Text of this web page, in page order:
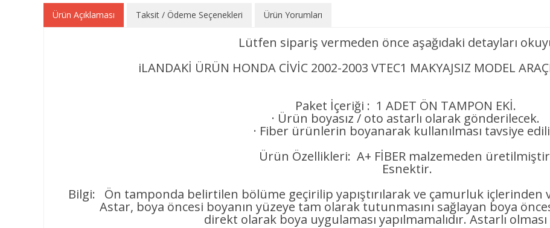
Ürün Açıklaması Taksit / Ödeme Seçenekleri Ürün Yorumları
Lütfen sipariş vermeden önce aşağıdaki detayları
iLANDAKİ ÜRÜN HONDA CİVİC 2002-2003 VTEC1 MAKYAJSIZ MODEL
Paket İçeriği : 1 ADET ÖN TAMPON EKİ.
· Ürün boyasız / oto astarlı olarak gönderilecek.
· Fiber ürünlerin boyanarak kullanılması tavsiye
Ürün Özellikleri: A+ FİBER malzemeden
Esnektir.
Bilgi: Ön tamponda belirtilen bölüme geçirilip yapıştırılarak ve çamurluk içlerinden
Astar, boya öncesi boyanın yüzeye tam olarak tutunmasını sağlayan boya
direkt olarak boya uygulaması yapılmamalıdır. Astarlı